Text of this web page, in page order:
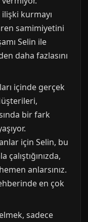
kurmayı
samimiyetini
Selin ile
daha fazlasını
içinde gerçek
bir fark
için Selin, bu
anlarsınız.
en çok
sadece